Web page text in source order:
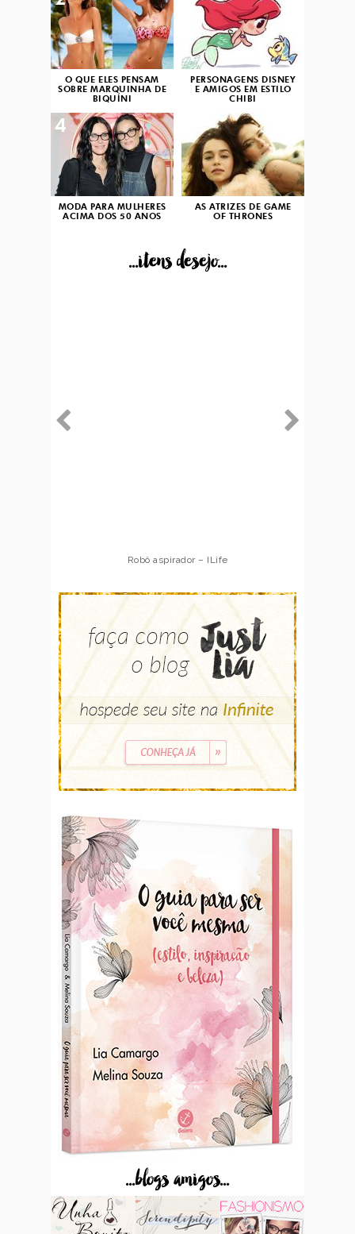
O QUE ELES PENSAM
SOBRE MARQUINHA DE
BIQUÍNI
PERSONAGENS DISNEY
E AMIGOS EM ESTILO
CHIBI
MODA PARA MULHERES
ACIMA DOS 50 ANOS
4
AS ATRIZES DE GAME
OF THRONES
...itens desejo...
Robô aspirador – ILife
...blogs amigos...